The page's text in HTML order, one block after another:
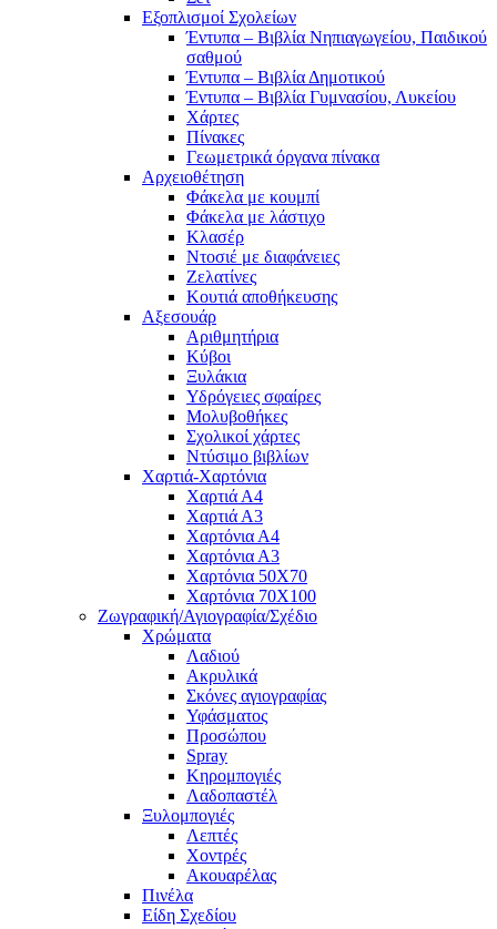
Εξοπλισμοί Σχολείων
Έντυπα – Βιβλία Νηπιαγωγείου, Παιδικού
σαθμού
Έντυπα – Βιβλία Δημοτικού
Έντυπα – Βιβλία Γυμνασίου, Λυκείου
Χάρτες
Πίνακες
Γεωμετρικά όργανα πίνακα
Αρχειοθέτηση
Φάκελα με κουμπί
Φάκελα με λάστιχο
Κλασέρ
Ντοσιέ με διαφάνειες
Ζελατίνες
Κουτιά αποθήκευσης
Αξεσουάρ
Αριθμητήρια
Κύβοι
Ξυλάκια
Υδρόγειες σφαίρες
Μολυβοθήκες
Σχολικοί χάρτες
Ντύσιμο βιβλίων
Χαρτιά-Χαρτόνια
Χαρτιά Α4
Χαρτιά Α3
Χαρτόνια Α4
Χαρτόνια Α3
Χαρτόνια 50Χ70
Χαρτόνια 70Χ100
Ζωγραφική/Αγιογραφία/Σχέδιο
Χρώματα
Λαδιού
Ακρυλικά
Σκόνες αγιογραφίας
Υφάσματος
Προσώπου
Spray
Κηρομπογιές
Λαδοπαστέλ
Ξυλομπογιές
Λεπτές
Χοντρές
Ακουαρέλας
Πινέλα
Είδη Σχεδίου